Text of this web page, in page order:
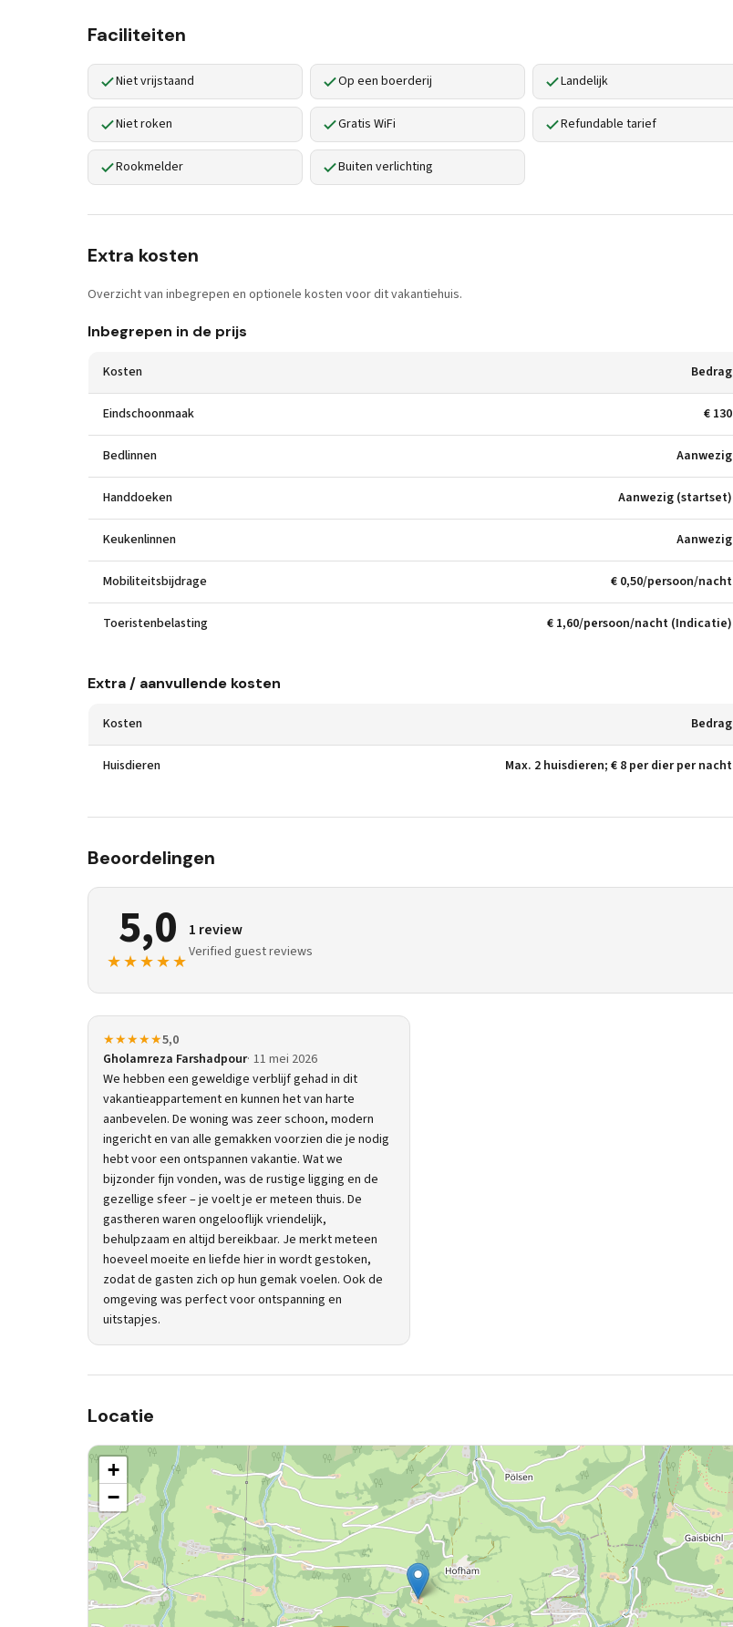
Faciliteiten
Niet vrijstaand Op een boerderij Landelijk
Niet roken Gratis WiFi Refundable tarief
Rookmelder Buiten verlichting
Extra kosten
Overzicht van inbegrepen en optionele kosten voor dit vakantiehuis.
Inbegrepen in de prijs
Kosten Bedrag
Eindschoonmaak € 130
Bedlinnen Aanwezig
Handdoeken Aanwezig (startset)
Keukenlinnen Aanwezig
Mobiliteitsbijdrage € 0,50/persoon/nacht
Toeristenbelasting € 1,60/persoon/nacht (Indicatie)
Extra / aanvullende kosten
Kosten Bedrag
Huisdieren Max. 2 huisdieren; € 8 per dier per nacht
Beoordelingen
5,0
★★★★★
1 review
Verified guest reviews
★★★★★5,0
Gholamreza Farshadpour 11 mei 2026
We hebben een geweldige verblijf gehad in dit
vakantieappartement en kunnen het van harte
aanbevelen. De woning was zeer schoon, modern
ingericht en van alle gemakken voorzien die je nodig
hebt voor een ontspannen vakantie. Wat we
bijzonder fijn vonden, was de rustige ligging en de
gezellige sfeer – je voelt je er meteen thuis. De
gastheren waren ongelooflijk vriendelijk,
behulpzaam en altijd bereikbaar. Je merkt meteen
hoeveel moeite en liefde hier in wordt gestoken,
zodat de gasten zich op hun gemak voelen. Ook de
omgeving was perfect voor ontspanning en
uitstapjes.
Locatie
+
−